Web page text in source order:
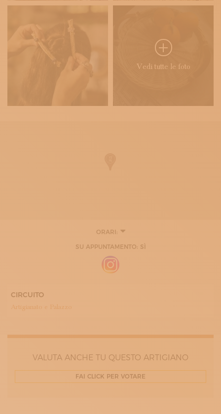
Vedi tutte le foto
ORARI:
SU APPUNTAMENTO: SÌ
CIRCUITO
Artigianato e Palazzo
VALUTA ANCHE TU QUESTO ARTIGIANO
FAI CLICK PER VOTARE